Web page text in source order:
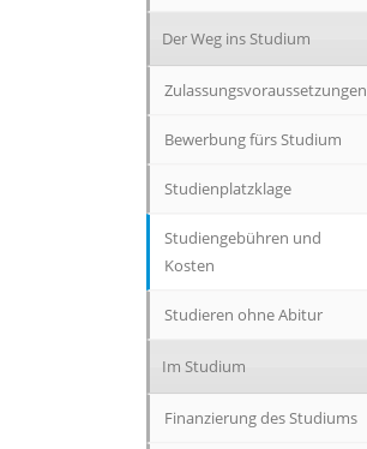
Der Weg ins Studium
Zulassungsvoraussetzungen
Bewerbung fürs Studium
Studienplatzklage
Studiengebühren und
Kosten
Studieren ohne Abitur
Im Studium
Finanzierung des Studiums